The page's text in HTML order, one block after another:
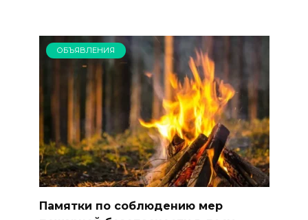
ОБЪЯВЛЕНИЯ
Памятки по соблюдению мер